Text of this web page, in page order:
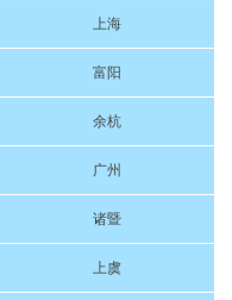
上海
富阳
余杭
广州
诸暨
上虞